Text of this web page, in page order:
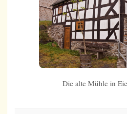
Die alte Mühle in